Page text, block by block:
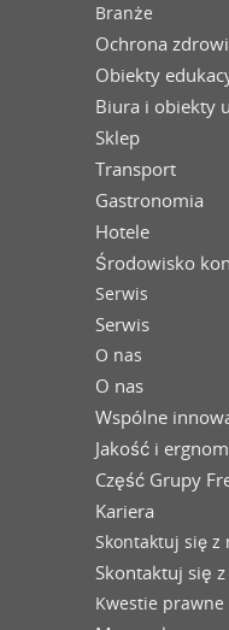
Branże
Ochrona
Obiekty
Biura i obiekty
Sklep
Transport
Gastronomia
Hotele
Środowisko
Serwis
Serwis
O nas
O nas
Wspólne
Jakość i
Część Grupy
Kariera
Skontaktuj się z
Skontaktuj się
Kwestie prawne